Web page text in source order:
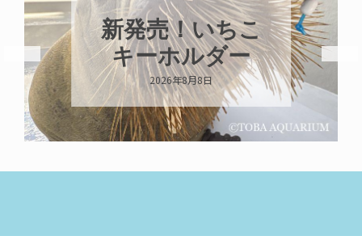
新発売！いちこ
キーホルダー
2026年8月8日